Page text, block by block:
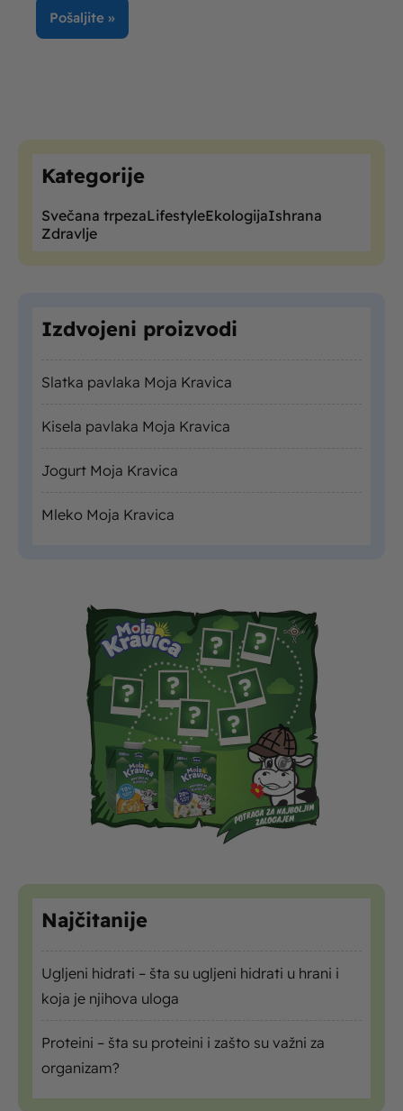
Kategorije
Svečana trpezaLifestyleEkologijaIshrana
Zdravlje
Izdvojeni proizvodi
Slatka pavlaka Moja Kravica
Kisela pavlaka Moja Kravica
Jogurt Moja Kravica
Mleko Moja Kravica
Najčitanije
Ugljeni hidrati – šta su ugljeni hidrati u hrani i
koja je njihova uloga
Proteini – šta su proteini i zašto su važni za
organizam?